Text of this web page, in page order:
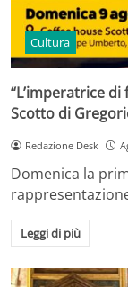
Cultura
“L’imperatrice
Scotto di
Redazione Desk
Domenica la
Leggi di più